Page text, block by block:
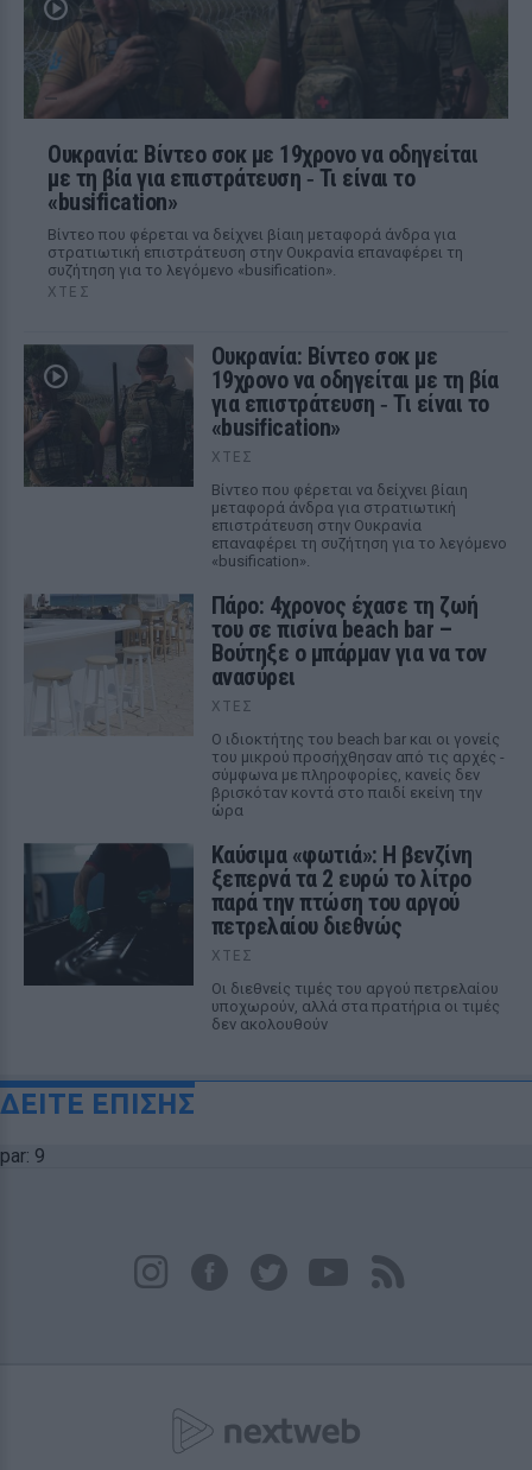
Ουκρανία: Βίντεο σοκ με 19χρονο να οδηγείται
με τη βία για επιστράτευση ‑ Τι είναι το
«busification»
Βίντεο που φέρεται να δείχνει βίαιη μεταφορά άνδρα για
στρατιωτική επιστράτευση στην Ουκρανία επαναφέρει τη
συζήτηση για το λεγόμενο «busification».
ΧΤΕΣ
Ουκρανία: Βίντεο σοκ με
19χρονο να οδηγείται με τη βία
για επιστράτευση ‑ Τι είναι το
«busification»
ΧΤΕΣ
Βίντεο που φέρεται να δείχνει βίαιη
μεταφορά άνδρα για στρατιωτική
επιστράτευση στην Ουκρανία
επαναφέρει τη συζήτηση για το λεγόμενο
«busification».
Πάρο: 4χρονος έχασε τη ζωή
του σε πισίνα beach bar –
Βούτηξε ο μπάρμαν για να τον
ανασύρει
ΧΤΕΣ
Ο ιδιοκτήτης του beach bar και οι γονείς
του μικρού προσήχθησαν από τις αρχές -
σύμφωνα με πληροφορίες, κανείς δεν
βρισκόταν κοντά στο παιδί εκείνη την
ώρα
Καύσιμα «φωτιά»: Η βενζίνη
ξεπερνά τα 2 ευρώ το λίτρο
παρά την πτώση του αργού
πετρελαίου διεθνώς
ΧΤΕΣ
Οι διεθνείς τιμές του αργού πετρελαίου
υποχωρούν, αλλά στα πρατήρια οι τιμές
δεν ακολουθούν
ΔΕΙΤΕ ΕΠΙΣΗΣ
par: 9